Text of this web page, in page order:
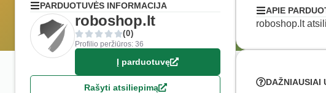
PARDUOTUVĖS INFORMACIJA
roboshop.lt
(0)
Profilio peržiūros: 36
Į parduotuvę
Rašyti atsiliepimą
APIE
roboshop.lt
DAŽNIAUSIAI